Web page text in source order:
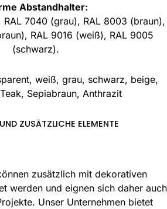
Abstandhalter:
7040 (grau), RAL 8003 (braun),
RAL 9016 (weiß), RAL 9005
(schwarz).
weiß, grau, schwarz, beige,
Sepiabraun, Anthrazit
ZUSÄTZLICHE ELEMENTE
zusätzlich mit dekorativen
werden und eignen sich daher auch
Unser Unternehmen bietet